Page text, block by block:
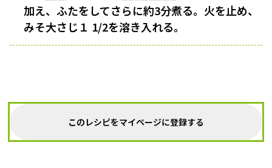
加え、ふたをしてさらに約3分煮る。火を止め、
みそ大さじ１ 1/2を溶き入れる。
このレシピをマイページに登録する